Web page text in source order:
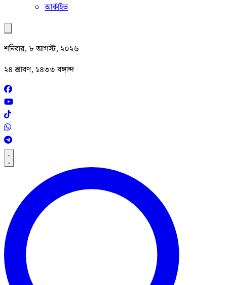
আর্কাইভ
শনিবার, ৮ আগস্ট, ২০২৬
২৪ শ্রাবণ, ১৪৩৩ বঙ্গাব্দ